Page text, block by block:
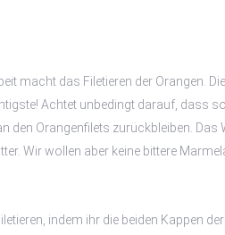
macht das Filetieren der Orangen.
Achtet unbedingt darauf, dass
den Orangenfilets zurückbleiben. Das
Wir wollen aber keine bittere
indem ihr die beiden Kappen